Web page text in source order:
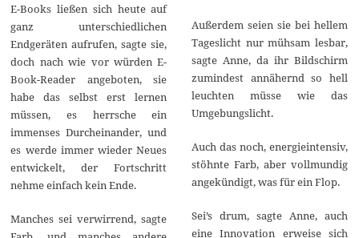
E-Books ließen sich heute auf
ganz unterschiedlichen
Endgeräten aufrufen, sagte sie,
doch nach wie vor würden E-
Book-Reader angeboten, sie
habe das selbst erst lernen
müssen, es herrsche ein
immenses Durcheinander, und
es werde immer wieder Neues
entwickelt, der Fortschritt
nehme einfach kein Ende.
Manches sei verwirrend, sagte
Außerdem seien sie bei hellem
Tageslicht nur mühsam lesbar,
sagte Anne, da ihr Bildschirm
zumindest annähernd so hell
leuchten müsse wie das
Umgebungslicht.
Auch das noch, energieintensiv,
stöhnte Farb, aber vollmundig
angekündigt, was für ein Flop.
Sei’s drum, sagte Anne, auch
eine Innovation erweise sich